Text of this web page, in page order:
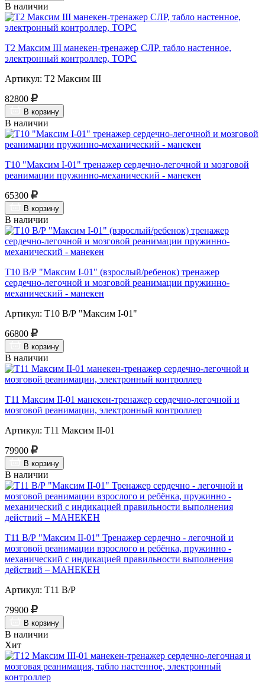
В наличии
Т2 Максим III манекен-тренажер СЛР, табло настенное,
электронный контроллер, ТОРС
Артикул: Т2 Максим III
82800
В корзину
В наличии
Т10 "Максим I-01" тренажер сердечно-легочной и мозговой
реанимации пружинно-механический - манекен
65300
В корзину
В наличии
Т10 В/Р "Максим I-01" (взрослый/ребенок) тренажер
сердечно-легочной и мозговой реанимации пружинно-
механический - манекен
Артикул: Т10 В/Р "Максим I-01"
66800
В корзину
В наличии
Т11 Максим II-01 манекен-тренажер сердечно-легочной и
мозговой реанимации, электронный контроллер
Артикул: Т11 Максим II-01
79900
В корзину
В наличии
Т11 В/Р "Максим II-01" Тренажер сердечно - легочной и
мозговой реанимации взрослого и ребёнка, пружинно -
механический с индикацией правильности выполнения
действий – МАНЕКЕН
Артикул: Т11 В/Р
79900
В корзину
В наличии
Хит